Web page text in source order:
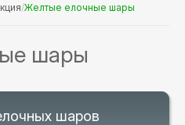
/Желтые елочные шары
шары
шаров